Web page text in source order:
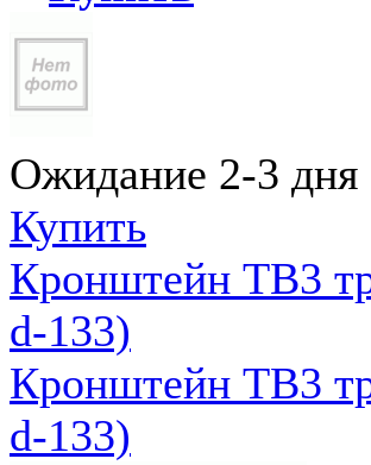
Ожидание 2-3 дня
Купить
Кронштейн ТВ3
d-133)
Кронштейн ТВ3
d-133)